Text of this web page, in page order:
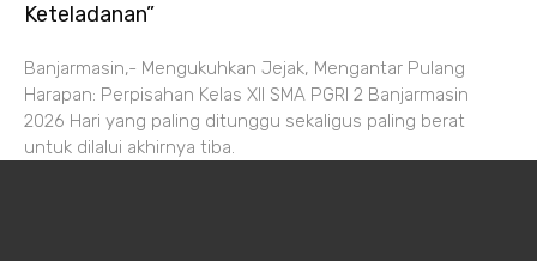
Keteladanan”
Banjarmasin,- Mengukuhkan Jejak, Mengantar Pulang
Harapan: Perpisahan Kelas XII SMA PGRI 2 Banjarmasin
2026 Hari yang paling ditunggu sekaligus paling berat
untuk dilalui akhirnya tiba.